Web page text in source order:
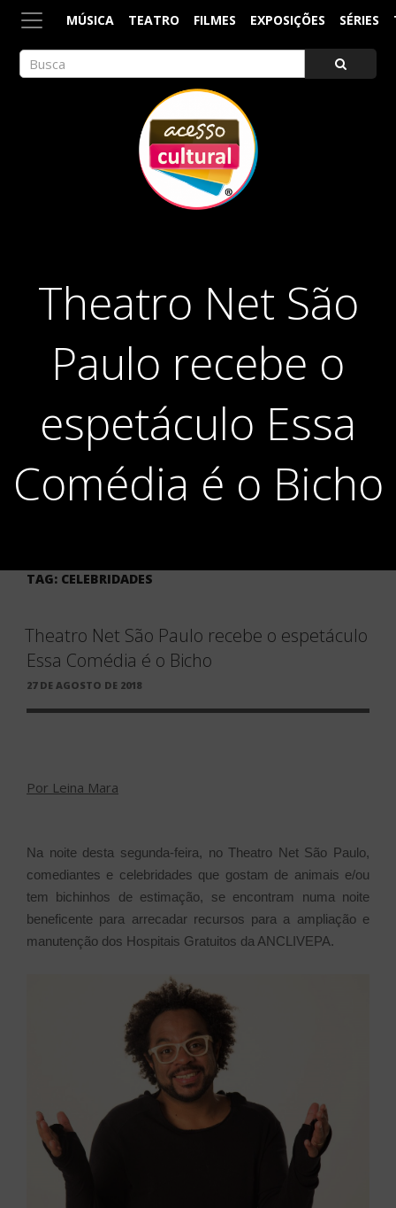
MÚSICA TEATRO FILMES EXPOSIÇÕES SÉRIES
Theatro Net São
Paulo recebe o
espetáculo Essa
Comédia é o Bicho
TAG: CELEBRIDADES
Theatro Net São Paulo recebe o espetáculo
Essa Comédia é o Bicho
PUBLICADO
27 DE AGOSTO DE 2018
Por Leina Mara
Na noite desta segunda-feira, no Theatro Net São Paulo,
comediantes e celebridades que gostam de animais e/ou
tem bichinhos de estimação, se encontram numa noite
beneficente para arrecadar recursos para a ampliação e
manutenção dos Hospitais Gratuitos da ANCLIVEPA.